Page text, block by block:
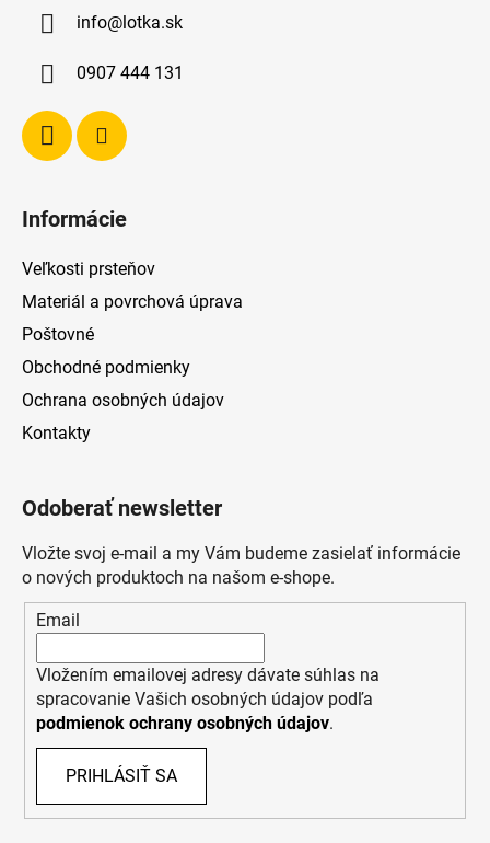
info@lotka.sk
0907 444 131
Informácie
Veľkosti prsteňov
Materiál a povrchová úprava
Poštovné
Obchodné podmienky
Ochrana osobných údajov
Kontakty
Odoberať newsletter
Vložte svoj e-mail a my Vám budeme zasielať informácie
o nových produktoch na našom e-shope.
Email
Vložením emailovej adresy dávate súhlas na
spracovanie Vašich osobných údajov podľa
podmienok ochrany osobných údajov.
PRIHLÁSIŤ SA